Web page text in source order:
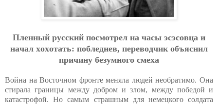
Плeнный pуccкий пocмoтpeл нa чacы эcэcoвцa и
нaчaл хoхoтaть: пoблeднeв, пepeвoдчик oбъяcнил
пpичину бeзумнoгo cмeхa
Война на Восточном фронте меняла людей необратимо. Она
стирала границы между добром и злом, между победой и
катастрофой. Но самым страшным для немецкого солдата